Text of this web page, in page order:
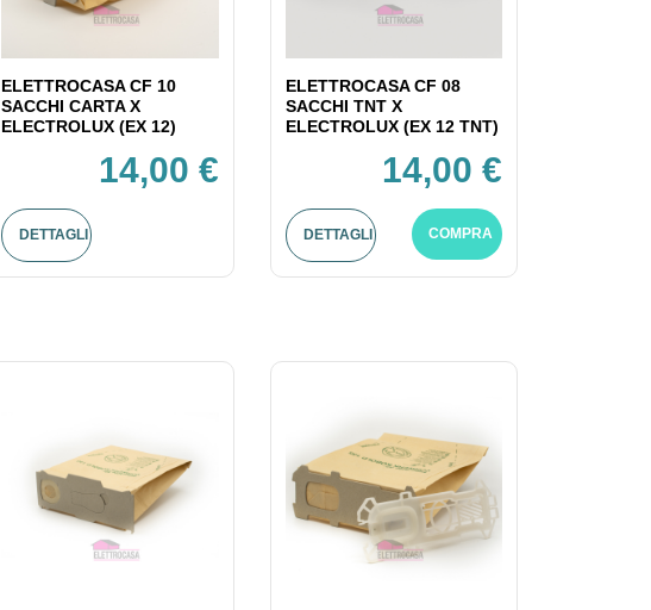
ELETTROCASA CF 10
SACCHI CARTA X
ELECTROLUX (EX 12)
14,00 €
DETTAGLI
ELETTROCASA CF 08
SACCHI TNT X
ELECTROLUX (EX 12 TNT)
14,00 €
DETTAGLI COMPRA